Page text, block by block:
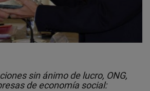
sin ánimo de lucro, ONG,
de economía social: